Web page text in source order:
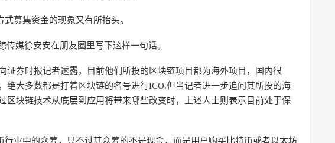
募集资金的现象又有所抬头。
媒徐安安在朋友圈里写下这样一句话。
证券时报记者透露，目前他们所投的区块链项目都为海外项目，国内很
绝大多数都是打着区块链的名号进行ICO.但当记者进一步追问其所投的海
区块链技术从底层到应用将带来哪些改变时，上述人士则表示目前处于保
业中的众筹，只不过其众筹的不是现金，而是用户购买比特币或者以太坊